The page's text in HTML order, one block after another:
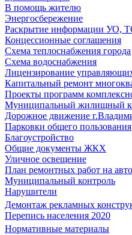
В помощь жителю
Энергосбережение
Раскрытие информации
Концессионные соглашения
Схема теплоснабжения города
Схема водоснабжения
Лицензирование
Капитальный ремонт
Проекты программ
Муниципальный жилищный
Дорожное движение
Парковки общего пользования
Благоустройство
Общие документы ЖКХ
Уличное освещение
План ремонтных работ на
Муниципальный контроль
Нарушители
Демонтаж рекламных
Перепись населения 2020
Нормативные материалы